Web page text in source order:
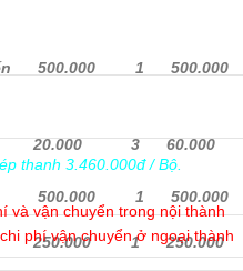
500.000 1 500.000
500.000 1 500.000
20.000 3 60.000
250.000 1 250.000
thanh 3.460.000đ / Bộ.
và vận chuyển trong nội thành
phí vận chuyển ở ngoại thành